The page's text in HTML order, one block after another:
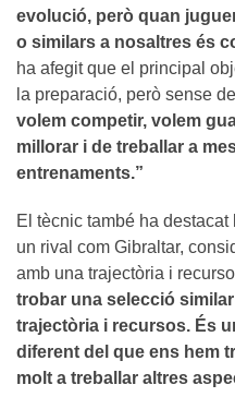
evolució, però quan
o similars a nosaltres és
ha afegit que el principal
la preparació, però sense
volem competir, volem
millorar i de treballar a
entrenaments.”
El tècnic també ha destacat
un rival com Gibraltar,
amb una trajectòria i
trobar una selecció
trajectòria i recursos. És
diferent del que ens hem
molt a treballar altres